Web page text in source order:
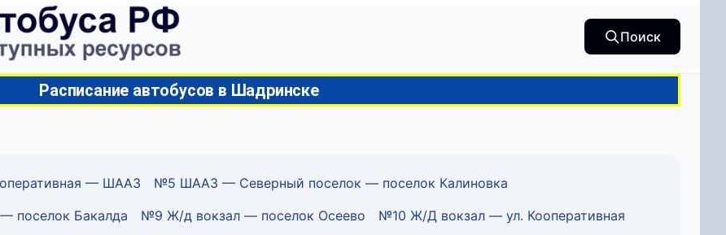
Поиск
Расписание автобусов в Шадринске
— ШААЗ
№5 ШААЗ — Северный поселок — поселок Калиновка
поселок Бакалда №9 Ж/д вокзал — поселок Осеево
№10 Ж/Д вокзал — ул. Кооперативная